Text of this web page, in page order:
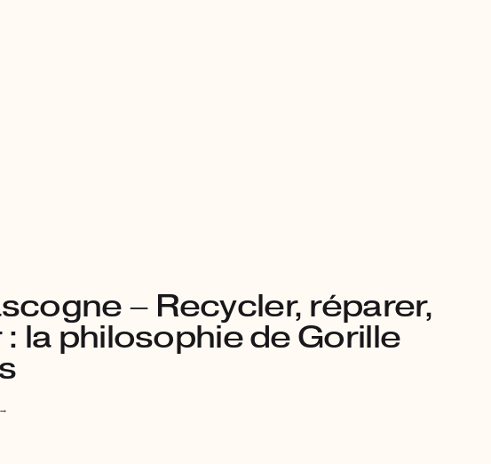
– Recycler, réparer,
la philosophie de Gorille